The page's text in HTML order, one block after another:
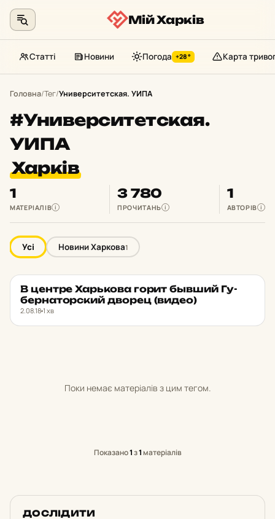
Мій Харків
Статті Новини Погода +28° Карта
Головна/Тег/Университетская. УИПА
#Университетская.
УИПА
Харків
1
МАТЕРІАЛІВ i
3 780
ПРОЧИТАНЬ i
1
АВТОРІВ i
Усі Новини Харкова1
НОВИНИ ХАРКОВА ★ ОБРАНЕ
В центре Харь­ко­ва горит бывший Гу­
бер­на­тор­ский дворец (видео)
2.08.18 1 хв
Поки немає матеріалів з цим тегом.
Показано1з1матеріалів
ДОСЛІДИТИ